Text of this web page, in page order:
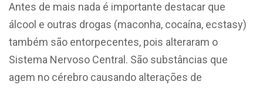
Antes de mais nada é importante destacar que
álcool e outras drogas (maconha, cocaína, ecstasy)
também são entorpecentes, pois alteraram o
Sistema Nervoso Central. São substâncias que
agem no cérebro causando alterações de